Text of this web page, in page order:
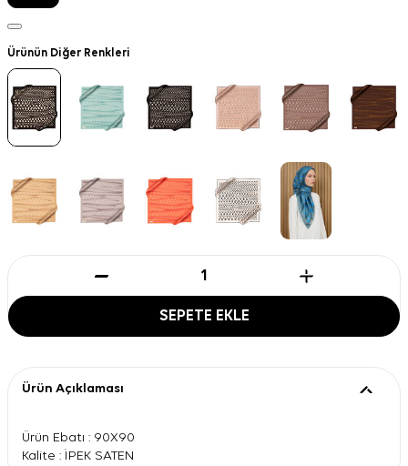
Ürünün Diğer Renkleri
SEPETE EKLE
Ürün Açıklaması
Ürün Ebatı : 90X90
Kalite : İPEK SATEN